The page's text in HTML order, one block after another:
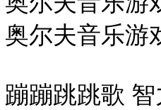
尔夫音乐游
蹦跳跳歌 智